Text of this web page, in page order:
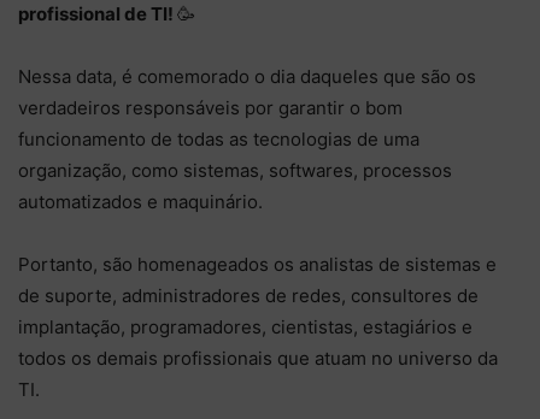
profissional de TI! 🥳
Nessa data, é comemorado o dia daqueles que são os
verdadeiros responsáveis por garantir o bom
funcionamento de todas as tecnologias de uma
organização, como sistemas, softwares, processos
automatizados e maquinário.
Portanto, são homenageados os analistas de sistemas e
de suporte, administradores de redes, consultores de
implantação, programadores, cientistas, estagiários e
todos os demais profissionais que atuam no universo da
TI.